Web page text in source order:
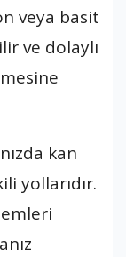
veya basit
ve dolaylı
kan
yollarıdır.